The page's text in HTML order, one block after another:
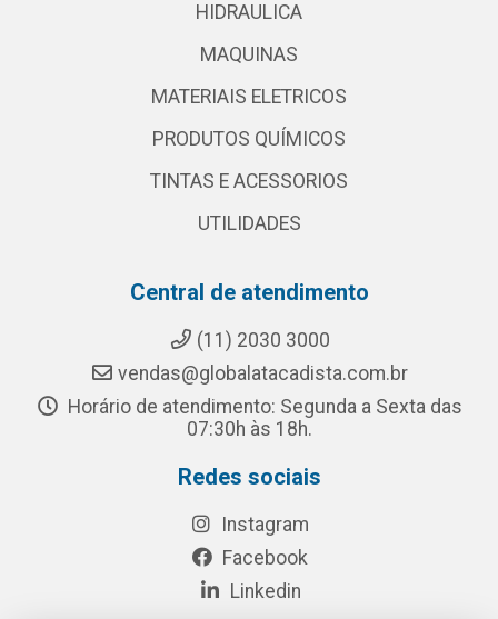
HIDRAULICA
MAQUINAS
MATERIAIS ELETRICOS
PRODUTOS QUÍMICOS
TINTAS E ACESSORIOS
UTILIDADES
Central de atendimento
(11) 2030 3000
vendas@globalatacadista.com.br
Horário de atendimento: Segunda a Sexta das
07:30h às 18h.
Redes sociais
Instagram
Facebook
Linkedin